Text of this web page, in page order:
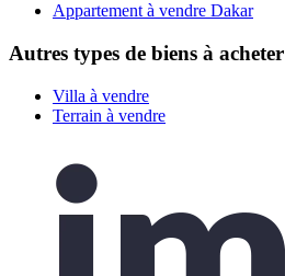
Appartement à vendre Dakar
Autres types de biens à acheter
Villa à vendre
Terrain à vendre